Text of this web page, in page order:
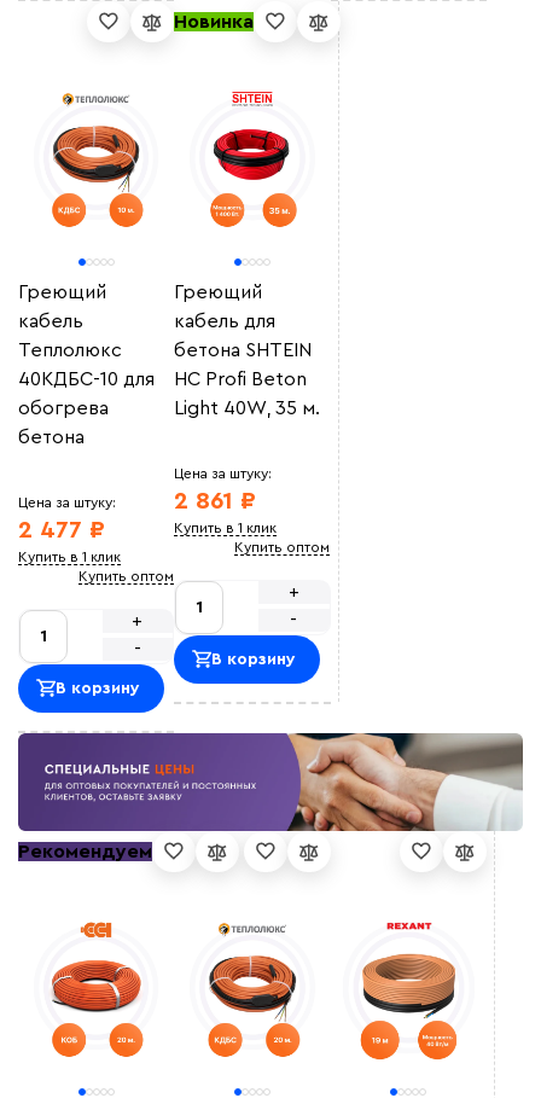
Греющий
кабель
Теплолюкс
40КДБС-10 для
обогрева
бетона
Цена за штуку:
2 477 ₽
Купить в 1 клик
Купить оптом
-
+
В корзину
Новинка
Греющий
кабель для
бетона SHTEIN
HC Profi Beton
Light 40W, 35 м.
Цена за штуку:
2 861 ₽
Купить в 1 клик
Купить оптом
-
+
В корзину
Рекомендуем